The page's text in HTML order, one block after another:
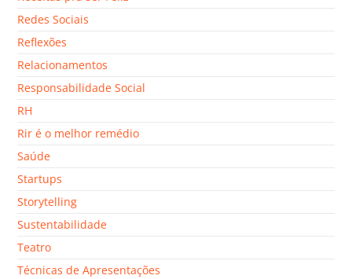
Redes Sociais
Reflexões
Relacionamentos
Responsabilidade Social
RH
Rir é o melhor remédio
Saúde
Startups
Storytelling
Sustentabilidade
Teatro
Técnicas de Apresentações